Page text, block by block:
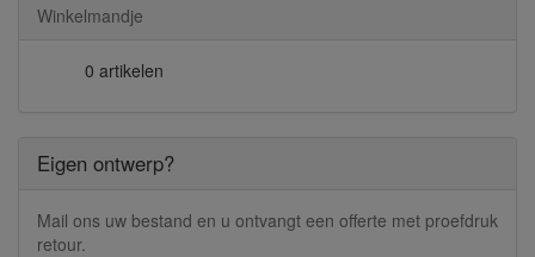
Winkelmandje
0 artikelen
Eigen ontwerp?
Mail ons uw bestand en u ontvangt een offerte met proefdruk
retour.